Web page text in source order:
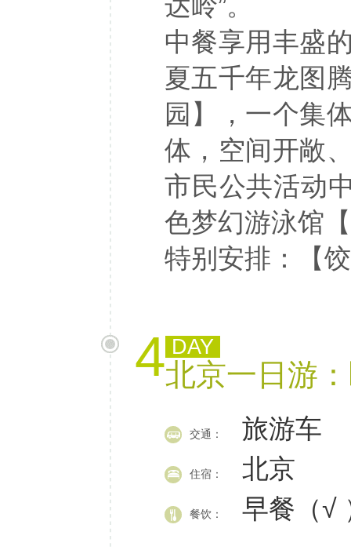
中餐享用丰盛
夏五千年龙图
园】，一个集
体，空间开敞
市民公共活动
色梦幻游泳馆
特别安排：【
4 DAY
北京一日游
交通： 旅游车
住宿： 北京
餐饮： 早餐（√